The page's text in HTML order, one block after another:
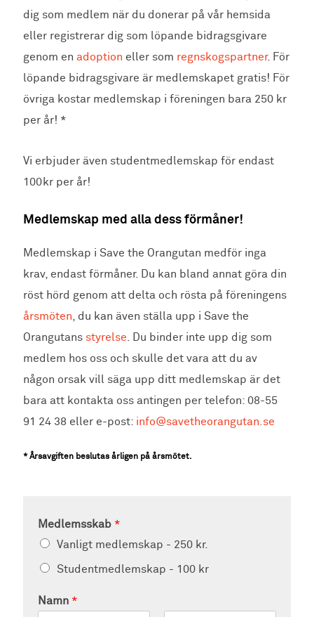
dig som medlem när du donerar på vår hemsida
eller registrerar dig som löpande bidragsgivare
genom en adoption eller som regnskogspartner. För
löpande bidragsgivare är medlemskapet gratis! För
övriga kostar medlemskap i föreningen bara 250 kr
per år! *
Vi erbjuder även studentmedlemskap för endast
100kr per år!
Medlemskap med alla dess förmåner!
Medlemskap i Save the Orangutan medför inga
krav, endast förmåner. Du kan bland annat göra din
röst hörd genom att delta och rösta på föreningens
årsmöten , du kan även ställa upp i Save the
Orangutans styrelse . Du binder inte upp dig som
medlem hos oss och skulle det vara att du av
någon orsak vill säga upp ditt medlemskap är det
bara att kontakta oss antingen per telefon: 08-55
91 24 38 eller e-post: info@savetheorangutan.se
* Årsavgiften beslutas årligen på årsmötet.
Medlemsskab *
Vanligt medlemskap - 250 kr.
Studentmedlemskap - 100 kr
Namn *